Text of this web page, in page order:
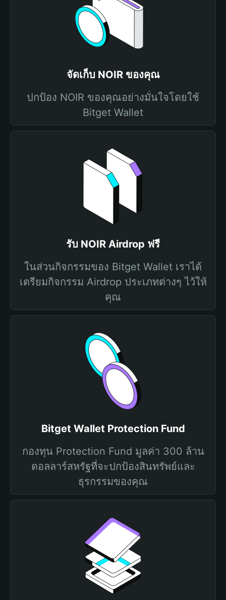
จัดเก็บ NOIR ของคุณ
ปกป้อง NOIR ของคุณอย่างมั่นใจโดยใช้
Bitget Wallet
รับ NOIR Airdrop ฟรี
ในส่วนกิจกรรมของ Bitget Wallet เราได้
เตรียมกิจกรรม Airdrop ประเภทต่างๆ ไว้ให้
คุณ
Bitget Wallet Protection Fund
กองทุน Protection Fund มูลค่า 300 ล้าน
ดอลลาร์สหรัฐที่จะปกป้องสินทรัพย์และ
ธุรกรรมของคุณ